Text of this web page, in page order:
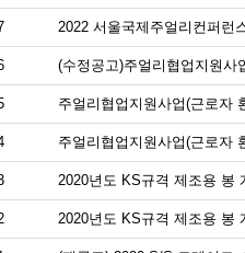
2022 서울국제주얼리컨퍼런
(수정공고)주얼리협업지원사
주얼리협업지원사업(근로자
주얼리협업지원사업(근로자
2020년도 KS규격 제조용 봉
2020년도 KS규격 제조용 봉